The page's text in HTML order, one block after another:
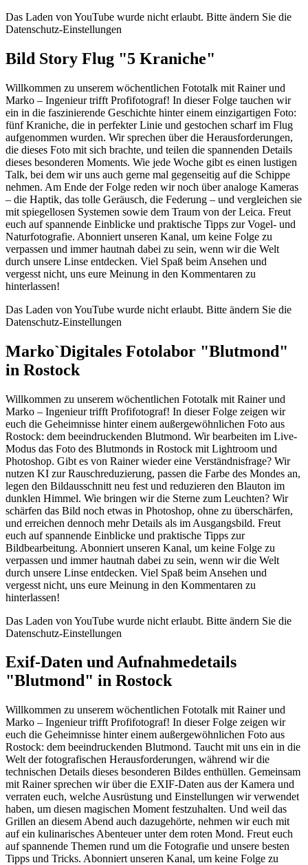
Das Laden von YouTube wurde nicht erlaubt. Bitte ändern Sie die
Datenschutz-Einstellungen
Bild Story Flug "5 Kraniche"
Willkommen zu unserem wöchentlichen Fototalk mit Rainer und
Marko – Ingenieur trifft Profifotograf! In dieser Folge tauchen wir
ein in die faszinierende Geschichte hinter einem einzigartigen Foto:
fünf Kraniche, die in perfekter Linie und gestochen scharf im Flug
aufgenommen wurden. Wir sprechen über die Herausforderungen,
die dieses Foto mit sich brachte, und teilen die spannenden Details
dieses besonderen Moments. Wie jede Woche gibt es einen lustigen
Talk, bei dem wir uns auch gerne mal gegenseitig auf die Schippe
nehmen. Am Ende der Folge reden wir noch über analoge Kameras
– die Haptik, das tolle Geräusch, die Federung – und vergleichen sie
mit spiegellosen Systemen sowie dem Traum von der Leica. Freut
euch auf spannende Einblicke und praktische Tipps zur Vogel- und
Naturfotografie. Abonniert unseren Kanal, um keine Folge zu
verpassen und immer hautnah dabei zu sein, wenn wir die Welt
durch unsere Linse entdecken. Viel Spaß beim Ansehen und
vergesst nicht, uns eure Meinung in den Kommentaren zu
hinterlassen!
Das Laden von YouTube wurde nicht erlaubt. Bitte ändern Sie die
Datenschutz-Einstellungen
Marko`Digitales Fotolabor "Blutmond"
in Rostock
Willkommen zu unserem wöchentlichen Fototalk mit Rainer und
Marko – Ingenieur trifft Profifotograf! In dieser Folge zeigen wir
euch die Geheimnisse hinter einem außergewöhnlichen Foto aus
Rostock: dem beeindruckenden Blutmond. Wir bearbeiten im Live-
Modus das Foto des Blutmonds in Rostock mit Lightroom und
Photoshop. Gibt es von Rainer wieder eine Verständnisfrage? Wir
nutzen KI zur Rauschreduzierung, passen die Farbe des Mondes an,
legen den Bildausschnitt neu fest und reduzieren den Blauton im
dunklen Himmel. Wie bringen wir die Sterne zum Leuchten? Wir
schärfen das Bild noch etwas in Photoshop, ohne zu überschärfen,
und erreichen dennoch mehr Details als im Ausgangsbild. Freut
euch auf spannende Einblicke und praktische Tipps zur
Bildbearbeitung. Abonniert unseren Kanal, um keine Folge zu
verpassen und immer hautnah dabei zu sein, wenn wir die Welt
durch unsere Linse entdecken. Viel Spaß beim Ansehen und
vergesst nicht, uns eure Meinung in den Kommentaren zu
hinterlassen!
Das Laden von YouTube wurde nicht erlaubt. Bitte ändern Sie die
Datenschutz-Einstellungen
Exif-Daten und Aufnahmedetails
"Blutmond" in Rostock
Willkommen zu unserem wöchentlichen Fototalk mit Rainer und
Marko – Ingenieur trifft Profifotograf! In dieser Folge zeigen wir
euch die Geheimnisse hinter einem außergewöhnlichen Foto aus
Rostock: dem beeindruckenden Blutmond. Taucht mit uns ein in die
Welt der fotografischen Herausforderungen, während wir die
technischen Details dieses besonderen Bildes enthüllen. Gemeinsam
mit Rainer sprechen wir über die EXIF-Daten aus der Kamera und
verraten euch, welche Ausrüstung und Einstellungen wir verwendet
haben, um diesen magischen Moment festzuhalten. Und weil das
Grillen an diesem Abend auch dazugehörte, nehmen wir euch mit
auf ein kulinarisches Abenteuer unter dem roten Mond. Freut euch
auf spannende Themen rund um die Fotografie und unsere besten
Tipps und Tricks. Abonniert unseren Kanal, um keine Folge zu